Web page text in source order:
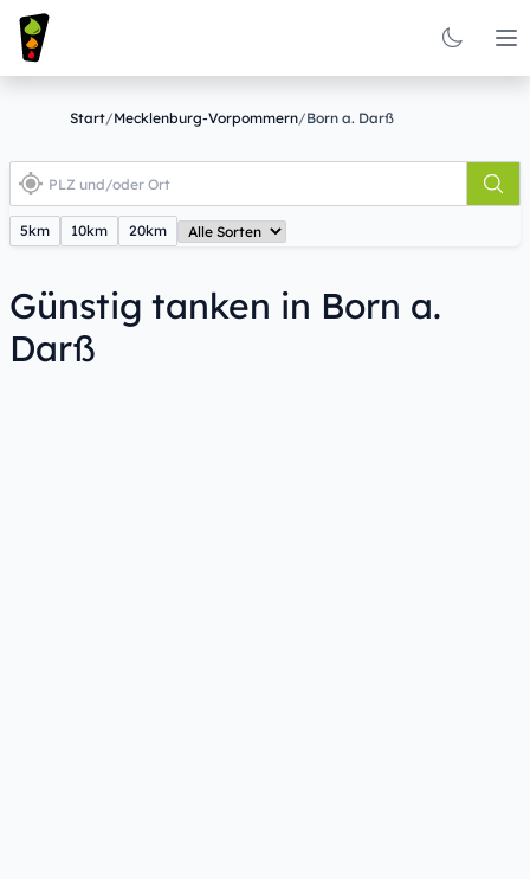
Start/Mecklenburg-Vorpommern/Born a. Darß
5km 10km 20km
Günstig tanken in Born a.
Darß